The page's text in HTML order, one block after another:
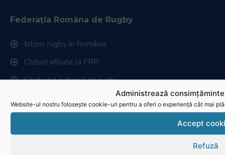
Administrează
Website-ul nostru folosește cookie-uri pentru a oferi o experiență cât mai
Accept
Refuză
Federația Româna de Rugby
Istoric rugby în România
Cluburi afiliate la FRR
Stadionul național de rugby
Conducere, comisii și departamente
Info - Anunțuri